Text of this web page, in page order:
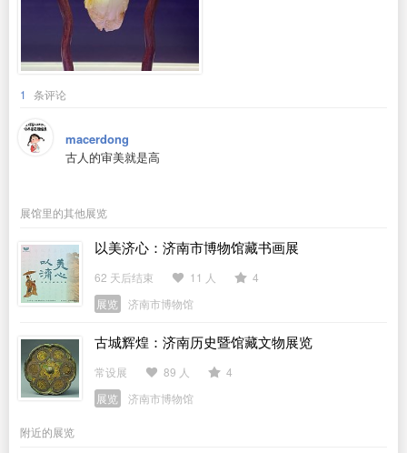
1 条评论
macerdong
古人的审美就是高
展馆里的其他展览
以美济心：济南市博物馆藏书画展
62 天后结束 11 人
4
展览
济南市博物馆
古城辉煌：济南历史暨馆藏文物展览
常设展 89 人
4
展览
济南市博物馆
附近的展览